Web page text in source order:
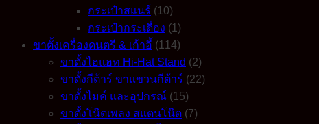
กระเป๋าสแนร์ (10)
กระเป๋ากระเดื่อง (1)
ขาตั้งเครื่องดนตรี & เก้าอี้ (114)
ขาตั้งไฮแฮท Hi-Hat Stand (2)
ขาตั้งกีต้าร์ ขาแขวนกีต้าร์ (22)
ขาตั้งไมค์ และอุปกรณ์ (15)
ขาตั้งโน๊ตเพลง สแตนโน๊ต (7)